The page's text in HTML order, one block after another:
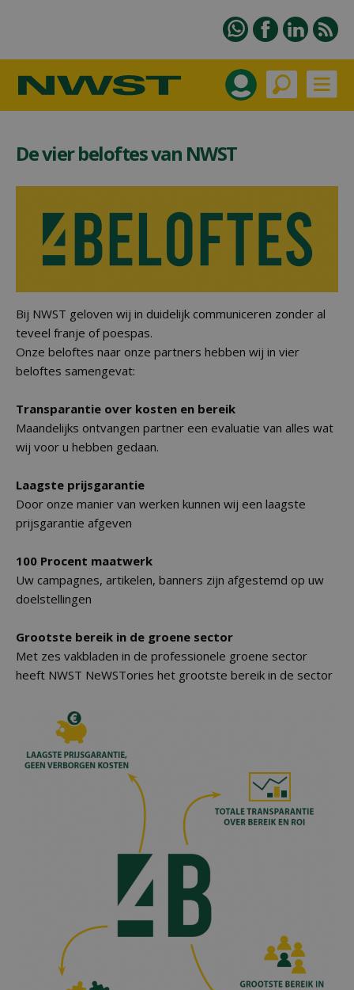
De vier beloftes van NWST
Bij NWST geloven wij in duidelijk communiceren zonder al
teveel franje of poespas.
Onze beloftes naar onze partners hebben wij in vier
beloftes samengevat:
Transparantie over kosten en bereik
Maandelijks ontvangen partner een evaluatie van alles wat
wij voor u hebben gedaan.
Laagste prijsgarantie
Door onze manier van werken kunnen wij een laagste
prijsgarantie afgeven
100 Procent maatwerk
Uw campagnes, artikelen, banners zijn afgestemd op uw
doelstellingen
Grootste bereik in de groene sector
Met zes vakbladen in de professionele groene sector
heeft NWST NeWSTories het grootste bereik in de sector